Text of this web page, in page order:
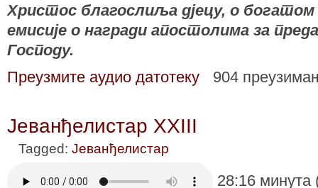
Христос благослиља дјецу, о богатом
емисије о награди апостолима за
Господу.
Преузмите аудио датотеку
904
Јеванђелистар XXIII
Tagged: Јеванђелистар
28:16